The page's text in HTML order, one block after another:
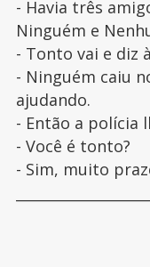
- Havia três
Ninguém e
- Tonto vai e diz
- Ninguém caiu
ajudando.
- Então a polícia
- Você é tonto?
- Sim, muito